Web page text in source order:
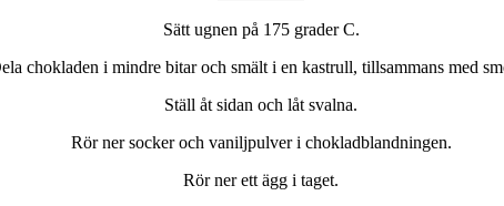
Sätt ugnen på 175 grader C.
chokladen i mindre bitar och smält i en kastrull, tillsammans med
Ställ åt sidan och låt svalna.
Rör ner socker och vaniljpulver i chokladblandningen.
Rör ner ett ägg i taget.